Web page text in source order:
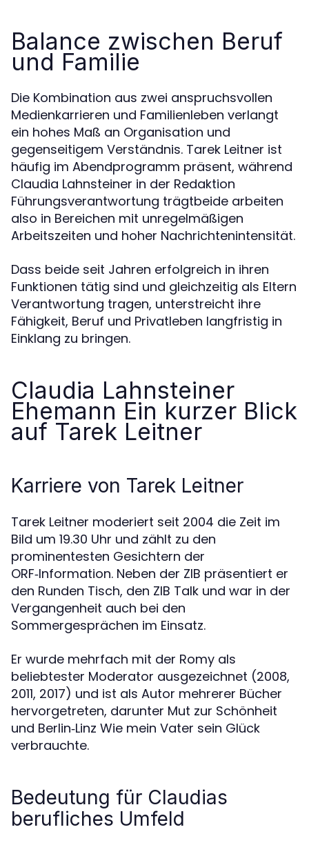
Balance zwischen Beruf
und Familie
Die Kombination aus zwei anspruchsvollen
Medienkarrieren und Familienleben verlangt
ein hohes Maß an Organisation und
gegenseitigem Verständnis. Tarek Leitner ist
häufig im Abendprogramm präsent, während
Claudia Lahnsteiner in der Redaktion
Führungsverantwortung trägtbeide arbeiten
also in Bereichen mit unregelmäßigen
Arbeitszeiten und hoher Nachrichtenintensität.
Dass beide seit Jahren erfolgreich in ihren
Funktionen tätig sind und gleichzeitig als Eltern
Verantwortung tragen, unterstreicht ihre
Fähigkeit, Beruf und Privatleben langfristig in
Einklang zu bringen.
Claudia Lahnsteiner
Ehemann Ein kurzer Blick
auf Tarek Leitner
Karriere von Tarek Leitner
Tarek Leitner moderiert seit 2004 die Zeit im
Bild um 19.30 Uhr und zählt zu den
prominentesten Gesichtern der
ORF‑Information. Neben der ZIB präsentiert er
den Runden Tisch, den ZIB Talk und war in der
Vergangenheit auch bei den
Sommergesprächen im Einsatz.
Er wurde mehrfach mit der Romy als
beliebtester Moderator ausgezeichnet (2008,
2011, 2017) und ist als Autor mehrerer Bücher
hervorgetreten, darunter Mut zur Schönheit
und Berlin‑Linz Wie mein Vater sein Glück
verbrauchte.
Bedeutung für Claudias
berufliches Umfeld